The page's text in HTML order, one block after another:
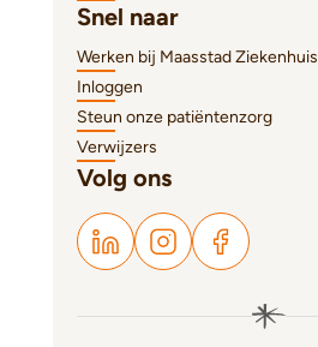
Snel naar
Werken bij Maasstad Ziekenhuis
Inloggen
Steun onze patiëntenzorg
Verwijzers
Volg ons